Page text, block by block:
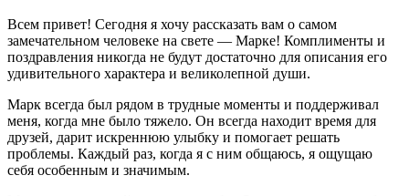
Всем привет! Сегодня я хочу рассказать вам о самом
замечательном человеке на свете — Марке! Комплименты и
поздравления никогда не будут достаточно для описания его
удивительного характера и великолепной души.
Марк всегда был рядом в трудные моменты и поддерживал
меня, когда мне было тяжело. Он всегда находит время для
друзей, дарит искреннюю улыбку и помогает решать
проблемы. Каждый раз, когда я с ним общаюсь, я ощущаю
себя особенным и значимым.